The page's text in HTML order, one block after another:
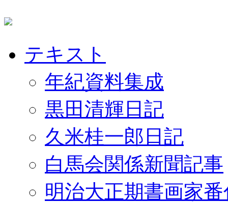
テキスト
年紀資料集成
黒田清輝日記
久米桂一郎日記
白馬会関係新聞記事
明治大正期書画家